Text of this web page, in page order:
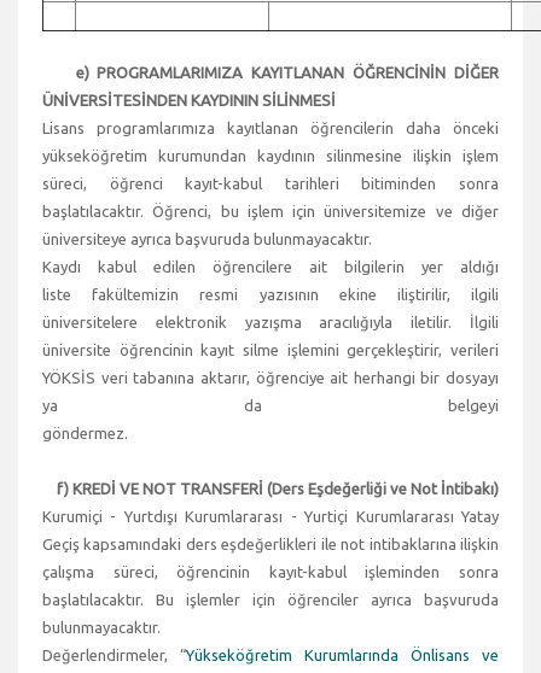
e) PROGRAMLARIMIZA KAYITLANAN ÖĞRENCİNİN DİĞER
ÜNİVERSİTESİNDEN KAYDININ SİLİNMESİ
Lisans programlarımıza kayıtlanan öğrencilerin daha önceki
yükseköğretim kurumundan kaydının silinmesine ilişkin işlem
süreci, öğrenci kayıt-kabul tarihleri bitiminden sonra
başlatılacaktır. Öğrenci, bu işlem için üniversitemize ve diğer
üniversiteye ayrıca başvuruda bulunmayacaktır.
Kaydı kabul edilen öğrencilere ait bilgilerin yer aldığı
liste fakültemizin resmi yazısının ekine iliştirilir, ilgili
üniversitelere elektronik yazışma aracılığıyla iletilir. İlgili
üniversite öğrencinin kayıt silme işlemini gerçekleştirir, verileri
YÖKSİS veri tabanına aktarır, öğrenciye ait herhangi bir dosyayı
ya da belgeyi
göndermez.
f) KREDİ VE NOT TRANSFERİ (Ders Eşdeğerliği ve Not İntibakı)
Kurumiçi - Yurtdışı Kurumlararası - Yurtiçi Kurumlararası Yatay
Geçiş kapsamındaki ders eşdeğerlikleri ile not intibaklarına ilişkin
çalışma süreci, öğrencinin kayıt-kabul işleminden sonra
başlatılacaktır. Bu işlemler için öğrenciler ayrıca başvuruda
bulunmayacaktır.
Değerlendirmeler, “Yükseköğretim Kurumlarında Önlisans ve